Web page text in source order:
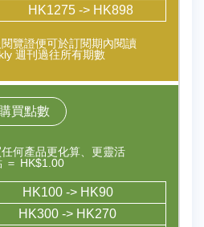
HK1275 -> HK898
覽證便可於訂閱期內閱讀
週刊過往所有期數
購買點數
何產品更化算、更靈活
＝ HK$1.00
HK100 -> HK90
HK300 -> HK270